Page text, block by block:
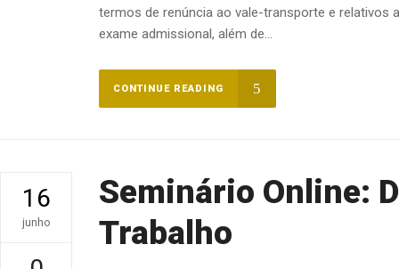
termos de renúncia ao vale-transporte e relativos
exame admissional, além de...
CONTINUE READING
16
junho
Seminário Online:
Trabalho